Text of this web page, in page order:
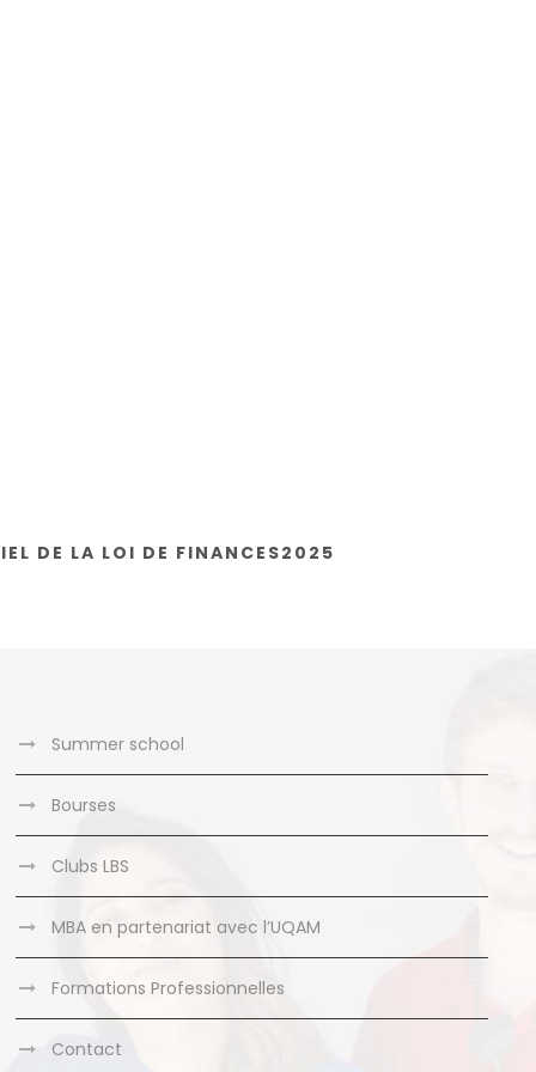
DE LA LOI DE FINANCES2025
Summer school
Bourses
Clubs LBS
MBA en partenariat avec l’UQAM
Formations Professionnelles
Contact